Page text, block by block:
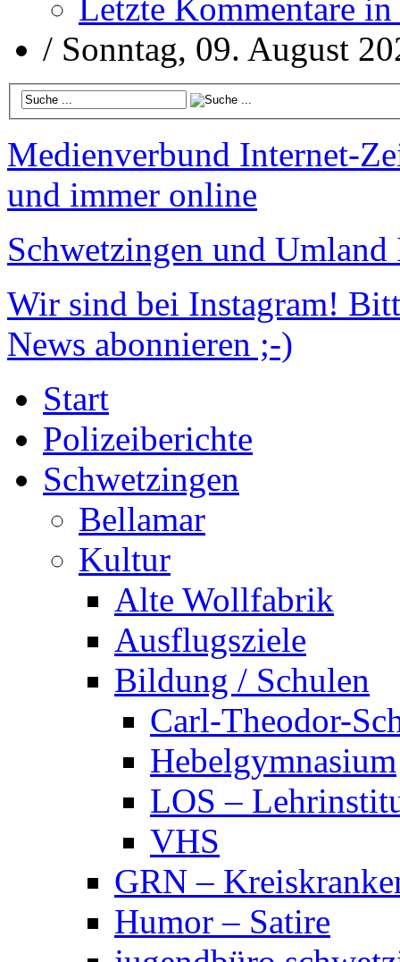
Letzte Kommentare in
/ Sonntag, 09. August
Medienverbund Internet-
und immer online
Schwetzingen und Umland
Wir sind bei Instagram!
News abonnieren ;-)
Start
Polizeiberichte
Schwetzingen
Bellamar
Kultur
Alte Wollfabrik
Ausflugsziele
Bildung / Schulen
Carl-Theodor-
Hebelgymnasium
LOS –
VHS
GRN –
Humor – Satire